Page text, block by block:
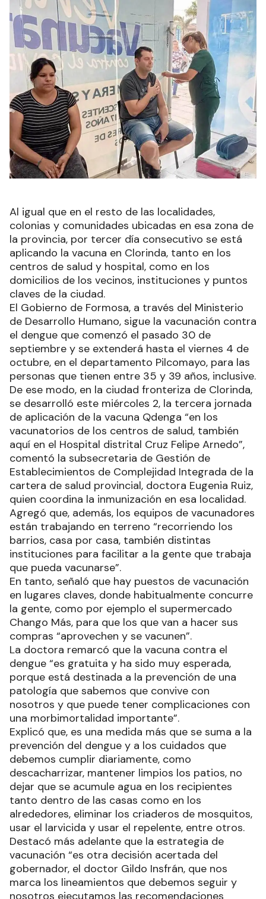
Al igual que en el resto de las localidades,
colonias y comunidades ubicadas en esa zona de
la provincia, por tercer día consecutivo se está
aplicando la vacuna en Clorinda, tanto en los
centros de salud y hospital, como en los
domicilios de los vecinos, instituciones y puntos
claves de la ciudad.
El Gobierno de Formosa, a través del Ministerio
de Desarrollo Humano, sigue la vacunación contra
el dengue que comenzó el pasado 30 de
septiembre y se extenderá hasta el viernes 4 de
octubre, en el departamento Pilcomayo, para las
personas que tienen entre 35 y 39 años, inclusive.
De ese modo, en la ciudad fronteriza de Clorinda,
se desarrolló este miércoles 2, la tercera jornada
de aplicación de la vacuna Qdenga “en los
vacunatorios de los centros de salud, también
aquí en el Hospital distrital Cruz Felipe Arnedo”,
comentó la subsecretaria de Gestión de
Establecimientos de Complejidad Integrada de la
cartera de salud provincial, doctora Eugenia Ruiz,
quien coordina la inmunización en esa localidad.
Agregó que, además, los equipos de vacunadores
están trabajando en terreno “recorriendo los
barrios, casa por casa, también distintas
instituciones para facilitar a la gente que trabaja
que pueda vacunarse”.
En tanto, señaló que hay puestos de vacunación
en lugares claves, donde habitualmente concurre
la gente, como por ejemplo el supermercado
Chango Más, para que los que van a hacer sus
compras “aprovechen y se vacunen”.
La doctora remarcó que la vacuna contra el
dengue “es gratuita y ha sido muy esperada,
porque está destinada a la prevención de una
patología que sabemos que convive con
nosotros y que puede tener complicaciones con
una morbimortalidad importante”.
Explicó que, es una medida más que se suma a la
prevención del dengue y a los cuidados que
debemos cumplir diariamente, como
descacharrizar, mantener limpios los patios, no
dejar que se acumule agua en los recipientes
tanto dentro de las casas como en los
alrededores, eliminar los criaderos de mosquitos,
usar el larvicida y usar el repelente, entre otros.
Destacó más adelante que la estrategia de
vacunación “es otra decisión acertada del
gobernador, el doctor Gildo Insfrán, que nos
marca los lineamientos que debemos seguir y
nosotros ejecutamos las recomendaciones